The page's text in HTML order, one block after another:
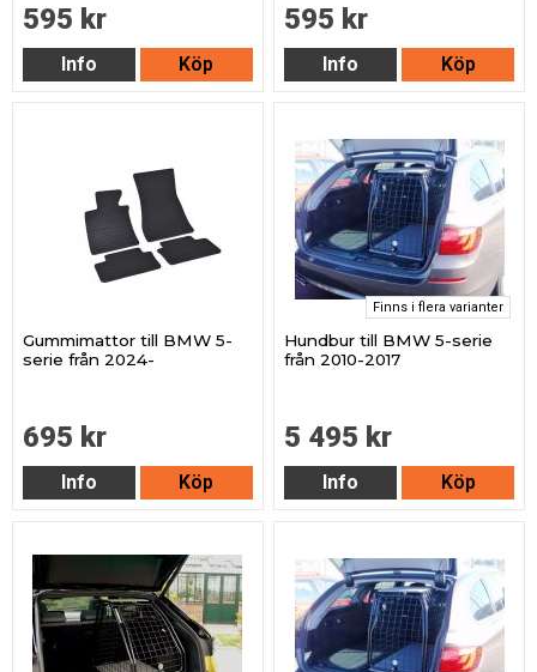
595 kr
Info Köp
595 kr
Info Köp
Gummimattor till BMW 5-
serie från 2024-
695 kr
Info Köp
Finns i flera varianter
Hundbur till BMW 5-serie
från 2010-2017
5 495 kr
Info Köp